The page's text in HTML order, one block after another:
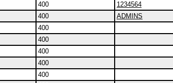
400 1234564
400 ADMINS
400
400
400
400
400